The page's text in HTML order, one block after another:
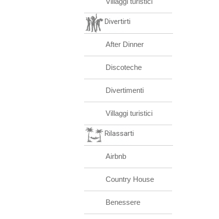
Divertirti
After Dinner
Discoteche
Divertimenti
Villaggi turistici
Rilassarti
Airbnb
Country House
Benessere